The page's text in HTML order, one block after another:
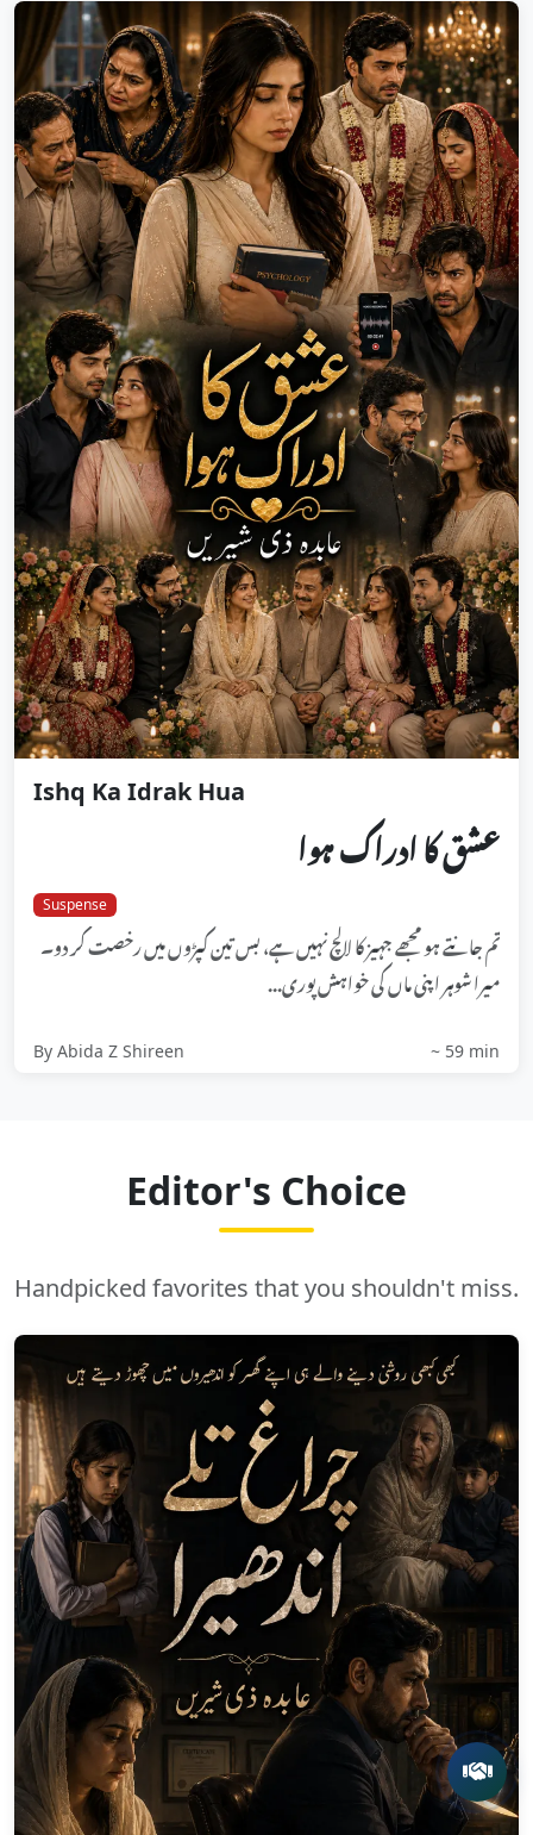
Ishq Ka Idrak Hua
عشق کا ادراک ہوا
Suspense
تم جانتے ہو مجھے جہیز کا لالچ نہیں ہے، بس تین کپڑوں میں رخصت کر دو۔
میرا شوہر اپنی ماں کی خواہش پوری...
By Abida Z Shireen ~ 59 min
Editor's Choice
Handpicked favorites that you shouldn't miss.